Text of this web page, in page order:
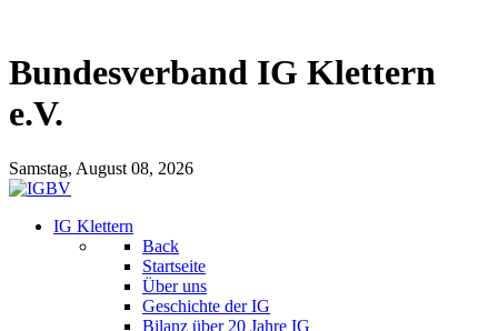
Bundesverband IG Klettern
e.V.
Samstag, August 08, 2026
IG Klettern
Back
Startseite
Über uns
Geschichte der IG
Bilanz über 20 Jahre IG